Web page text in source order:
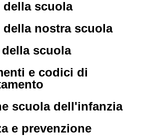
della scuola
della nostra scuola
scuola
e codici di
scuola dell'infanzia
e prevenzione